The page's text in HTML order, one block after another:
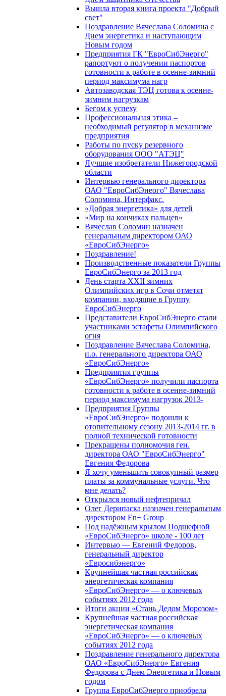
Вышла вторая книга проекта "Добрый
свет"
Поздравление Вячеслава Соломина с
Днем энергетика и наступающим
Новым годом
Предприятия ГК "ЕвроСибЭнерго"
рапортуют о получении паспортов
готовности к работе в осенне-зимний
период максимума нагр
Автозаводская ТЭЦ готова к осенне-
зимним нагрузкам
Бегом к успеху
Профессиональная этика –
необходимый регулятор в механизме
предприятия
Работы по пуску резервного
оборудования ООО "АТЭЦ"
Лучшие изобретатели Нижегородской
области
Интервью генерального директора
ОАО "ЕвроСибЭнеого" Вячеслава
Соломина, Интерфакс.
«Добрая энергетика» для детей
«Мир на кончиках пальцев»
Вячеслав Соломин назначен
генеральным директором ОАО
«ЕвроСибЭнерго»
Поздравление!
Производственные показатели Группы
ЕвроСибЭнерго за 2013 год
День старта XXII зимних
Олимпийских игр в Сочи отметят
компании, входящие в Группу
ЕвроСибЭнерго
Представители ЕвроСибЭнерго стали
участниками эстафеты Олимпийского
огня
Поздравление Вячеслава Соломина,
и.о. генерального директора ОАО
«ЕвроСибЭнерго»
Предприятия группы
«ЕвроСибЭнерго» получили паспорта
готовности к работе в осенне-зимний
период максимума нагрузок 2013-
Предприятия Группы
«ЕвроСибЭнерго» подошли к
отопительному сезону 2013-2014 гг. в
полной технической готовности
Прекращены полномочия ген.
директора ОАО "ЕвроСибЭнерго"
Евгения Федорова
Я хочу уменьшить совокупный размер
платы за коммунальные услуги. Что
мне делать?
Открылся новый нефтепричал
Олег Дерипаска назначен генеральным
директором En+ Group
Под надёжным крылом Подшефной
«ЕвроСибЭнерго» школе - 100 лет
Интервью — Евгений Федоров,
генеральный директор
«Евросибэнерго»
Крупнейшая частная российская
энергетическая компания
«ЕвроСибЭнерго» — о ключевых
событиях 2012 года
Итоги акции «Стань Дедом Морозом»
Крупнейшая частная российская
энергетическая компания
«ЕвроСибЭнерго» — о ключевых
событиях 2012 года
Поздравление генерального директора
ОАО «ЕвроСибЭнерго» Евгения
Федорова с Днем Энергетика и Новым
годом
Группа ЕвроСибЭнерго приобрела